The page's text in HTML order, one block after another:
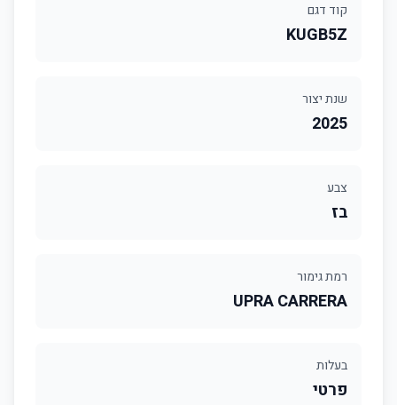
קוד דגם
KUGB5Z
שנת יצור
2025
צבע
בז
רמת גימור
UPRA CARRERA
בעלות
פרטי